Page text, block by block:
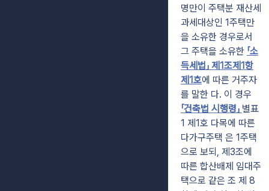
명만이 주택분 재산세
과세대상인 1주택만
을 소유한 경우로서
그 주택을 소유한 「소
득세법」 제1조제1항
제1호에 따른 거주자
를 말한 다. 이 경우
「건축법 시행령」 별표
1 제1호 다목에 따른
다가구주택 은 1주택
으로 보되, 제3조에
따른 합산배제 임대주
택으로 같은 조 제 8